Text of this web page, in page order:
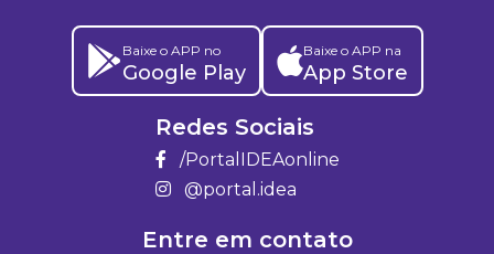
Baixe o APP no
Google Play
Baixe o APP na
App Store
Redes Sociais
/PortalIDEAonline
@portal.idea
Entre em contato